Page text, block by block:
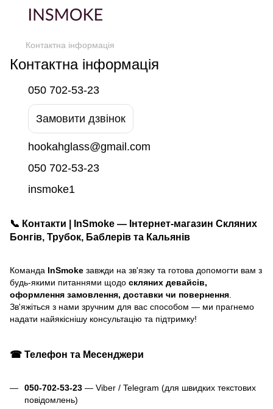
Контактна інформація
Контактна інформація
050 702-53-23
Замовити дзвінок
hookahglass@gmail.com
050 702-53-23
insmoke1
📞 Контакти | InSmoke — Інтернет-магазин Скляних
Бонгів, Трубок, Баблерів та Кальянів
Команда InSmoke завжди на зв'язку та готова допомогти вам з
будь-якими питаннями щодо скляних девайсів,
оформлення замовлення, доставки чи повернення
Зв'яжіться з нами зручним для вас способом — ми прагнемо
надати найякіснішу консультацію та підтримку!
☎ Телефон та Месенджери
050-702-53-23 — Viber / Telegram (для швидких текстових
повідомлень)